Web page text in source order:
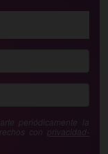
periódicamente la
con privacidad-